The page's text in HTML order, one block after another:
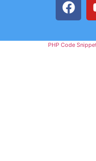
PHP Code